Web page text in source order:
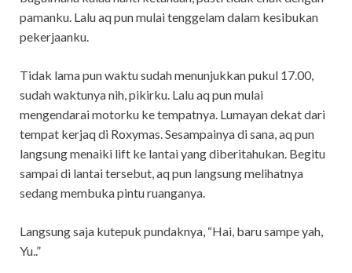
pamanku. Lalu aq pun mulai tenggelam dalam kesibukan
pekerjaanku.
Tidak lama pun waktu sudah menunjukkan pukul 17.00,
sudah waktunya nih, pikirku. Lalu aq pun mulai
mengendarai motorku ke tempatnya. Lumayan dekat dari
tempat kerjaq di Roxymas. Sesampainya di sana, aq pun
langsung menaiki lift ke lantai yang diberitahukan. Begitu
sampai di lantai tersebut, aq pun langsung melihatnya
sedang membuka pintu ruanganya.
Langsung saja kutepuk pundaknya, “Hai, baru sampe yah,
Yu..”